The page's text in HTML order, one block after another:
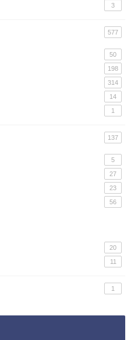
3
577
50
198
314
14
1
137
5
27
23
56
20
11
1